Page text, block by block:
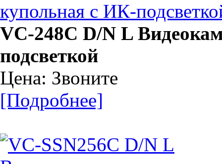
VC-248C D/N L
подсветкой
Цена: Звоните
[Подробнее]